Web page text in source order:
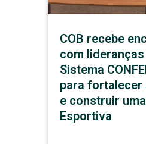
COB recebe
com
Sistema
para fortalecer
e construir
Esportiva